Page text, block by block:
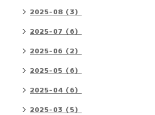
2025-08（3）
2025-07（6）
2025-06（2）
2025-05（6）
2025-04（6）
2025-03（5）